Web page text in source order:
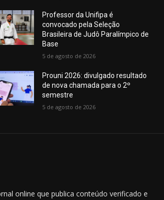
Professor da Unifipa é
convocado pela Seleção
Brasileira de Judô Paralímpico de
Base
5 de agosto de 2026
Prouni 2026: divulgado resultado
de nova chamada para o 2º
semestre
5 de agosto de 2026
online que publica conteúdo verificado e